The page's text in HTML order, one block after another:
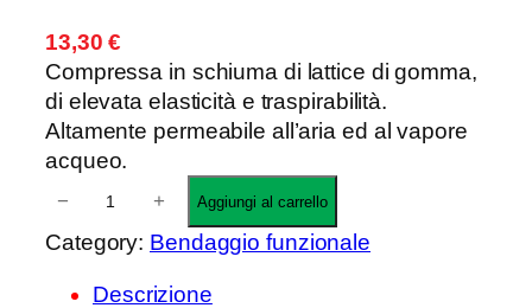
13,30€
Compressa in schiuma di lattice di gomma,
di elevata elasticità e traspirabilità.
Altamente permeabile all’aria ed al vapore
acqueo.
0
− + Aggiungi al carrello
Category: Bendaggio funzionale
Descrizione